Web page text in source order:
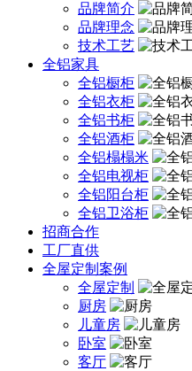
品牌简介
品牌理念
技术工艺
全铝家具
全铝橱柜
全铝衣柜
全铝书柜
全铝酒柜
全铝榻榻米
全铝电视柜
全铝阳台柜
全铝卫浴柜
招商合作
工厂直供
全屋定制案例
全屋定制
厨房
儿童房
卧室
客厅